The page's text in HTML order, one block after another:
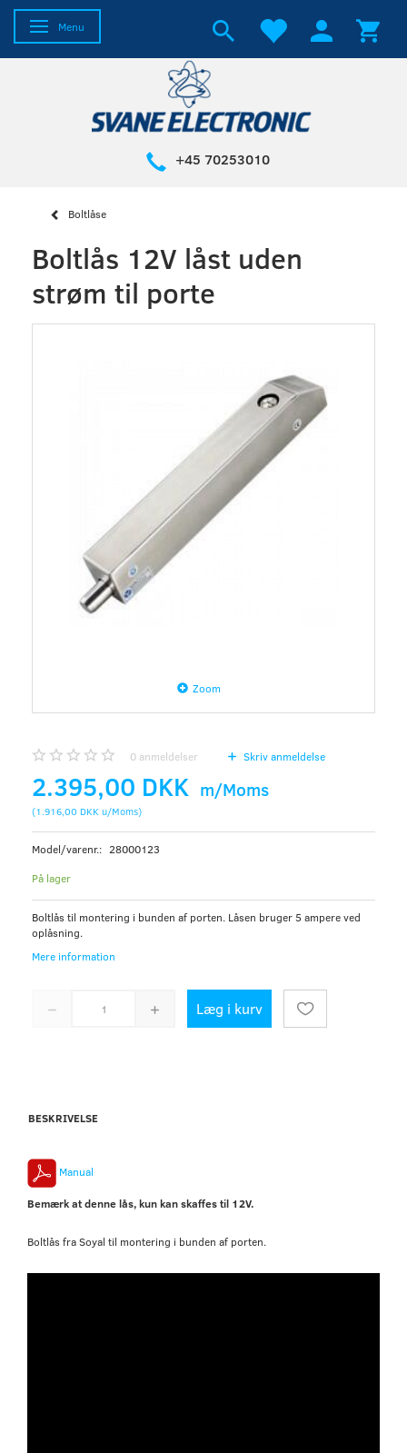
Skifte navigation
Menu
+45 70253010
Boltlåse
Boltlås 12V låst uden
strøm til porte
Zoom
0 anmeldelser Skriv anmeldelse
2.395,00 DKK m/Moms
(1.916,00 DKK u/Moms)
Model/varenr.: 28000123
På lager
Boltlås til montering i bunden af porten. Låsen bruger 5 ampere ved
oplåsning.
Mere information
Læg i kurv
BESKRIVELSE
Manual
Bemærk at denne lås, kun kan skaffes til 12V.
Boltlås fra Soyal til montering i bunden af porten.